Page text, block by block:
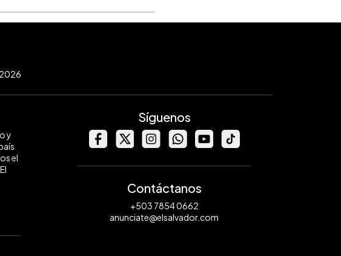
y
el
Síguenos
Contáctanos
+503 7854 0662
anunciate@elsalvador.com